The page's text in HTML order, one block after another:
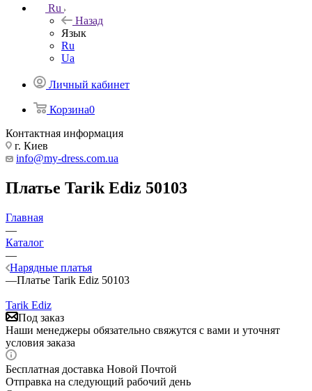
Ru
Назад
Язык
Ru
Ua
Личный кабинет
Корзина0
Контактная информация
г. Киев
info@my-dress.com.ua
Платье Tarik Ediz 50103
Главная
—
Каталог
—
Нарядные платья
—Платье Tarik Ediz 50103
Tarik Ediz
Под заказ
Наши менеджеры обязательно свяжутся с вами и уточнят
условия заказа
Бесплатная доставка Новой Почтой
Отправка на следующий рабочий день